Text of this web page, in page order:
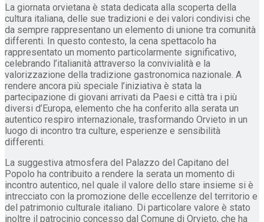
La giornata orvietana è stata dedicata alla scoperta della
cultura italiana, delle sue tradizioni e dei valori condivisi che
da sempre rappresentano un elemento di unione tra comunità
differenti. In questo contesto, la cena spettacolo ha
rappresentato un momento particolarmente significativo,
celebrando l’italianità attraverso la convivialità e la
valorizzazione della tradizione gastronomica nazionale. A
rendere ancora più speciale l’iniziativa è stata la
partecipazione di giovani arrivati da Paesi e città tra i più
diversi d’Europa, elemento che ha conferito alla serata un
autentico respiro internazionale, trasformando Orvieto in un
luogo di incontro tra culture, esperienze e sensibilità
differenti.
La suggestiva atmosfera del Palazzo del Capitano del
Popolo ha contribuito a rendere la serata un momento di
incontro autentico, nel quale il valore dello stare insieme si è
intrecciato con la promozione delle eccellenze del territorio e
del patrimonio culturale italiano. Di particolare valore è stato
inoltre il patrocinio concesso dal Comune di Orvieto, che ha